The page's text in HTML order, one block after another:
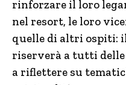
rinforzare il loro
nel resort, le loro
quelle di altri ospiti:
riserverà a tutti
a riflettere su